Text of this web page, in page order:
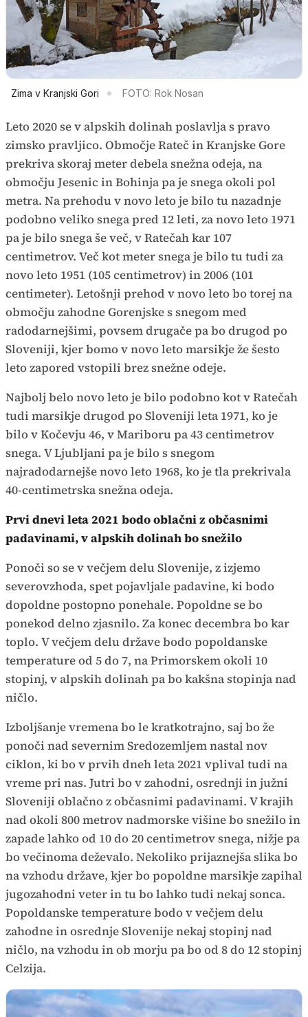
Zima v Kranjski Gori FOTO: Rok Nosan
Leto 2020 se v alpskih dolinah poslavlja s pravo
zimsko pravljico. Območje Rateč in Kranjske Gore
prekriva skoraj meter debela snežna odeja, na
območju Jesenic in Bohinja pa je snega okoli pol
metra. Na prehodu v novo leto je bilo tu nazadnje
podobno veliko snega pred 12 leti, za novo leto 1971
pa je bilo snega še več, v Ratečah kar 107
centimetrov. Več kot meter snega je bilo tu tudi za
novo leto 1951 (105 centimetrov) in 2006 (101
centimeter). Letošnji prehod v novo leto bo torej na
območju zahodne Gorenjske s snegom med
radodarnejšimi, povsem drugače pa bo drugod po
Sloveniji, kjer bomo v novo leto marsikje že šesto
leto zapored vstopili brez snežne odeje.
Najbolj belo novo leto je bilo podobno kot v Ratečah
tudi marsikje drugod po Sloveniji leta 1971, ko je
bilo v Kočevju 46, v Mariboru pa 43 centimetrov
snega. V Ljubljani pa je bilo s snegom
najradodarnejše novo leto 1968, ko je tla prekrivala
40-centimetrska snežna odeja.
Prvi dnevi leta 2021 bodo oblačni z občasnimi
padavinami, v alpskih dolinah bo snežilo
Ponoči so se v večjem delu Slovenije, z izjemo
severovzhoda, spet pojavljale padavine, ki bodo
dopoldne postopno ponehale. Popoldne se bo
ponekod delno zjasnilo. Za konec decembra bo kar
toplo. V večjem delu države bodo popoldanske
temperature od 5 do 7, na Primorskem okoli 10
stopinj, v alpskih dolinah pa bo kakšna stopinja nad
ničlo.
Izboljšanje vremena bo le kratkotrajno, saj bo že
ponoči nad severnim Sredozemljem nastal nov
ciklon, ki bo v prvih dneh leta 2021 vplival tudi na
vreme pri nas. Jutri bo v zahodni, osrednji in južni
Sloveniji oblačno z občasnimi padavinami. V krajih
nad okoli 800 metrov nadmorske višine bo snežilo in
zapade lahko od 10 do 20 centimetrov snega, nižje pa
bo večinoma deževalo. Nekoliko prijaznejša slika bo
na vzhodu države, kjer bo popoldne marsikje zapihal
jugozahodni veter in tu bo lahko tudi nekaj sonca.
Popoldanske temperature bodo v večjem delu
zahodne in osrednje Slovenije nekaj stopinj nad
ničlo, na vzhodu in ob morju pa bo od 8 do 12 stopinj
Celzija.